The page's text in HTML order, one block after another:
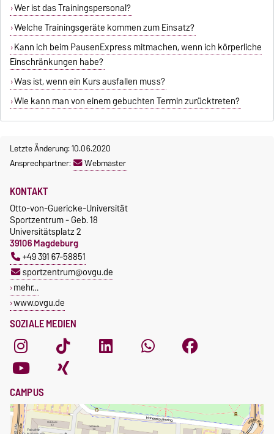
Wer ist das Trainingspersonal?
Welche Trainingsgeräte kommen zum Einsatz?
Kann ich beim PausenExpress mitmachen, wenn ich körperliche
Einschränkungen habe?
Was ist, wenn ein Kurs ausfallen muss?
Wie kann man von einem gebuchten Termin zurücktreten?
Letzte Änderung: 10.06.2020
Ansprechpartner:
Webmaster
SOZIALE MEDIEN
KONTAKT
Otto-von-Guericke-Universität
Sportzentrum - Geb. 18
Universitätsplatz 2
39106 Magdeburg
+49 391 67-58851
sportzentrum@ovgu.de
mehr…
www.ovgu.de
CAMPUS